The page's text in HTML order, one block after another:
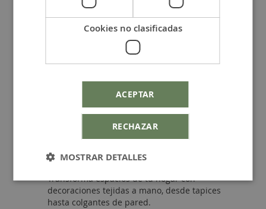
superior para creaciones únicas
Nuestros hilos macramé están cuidadosamente
seleccionados para ofrecerte la mejor calidad,
asegurando que cada proyecto sea duradero y
Pulseras de macramé:Crea diseños
personalizados con nuestra gama de
Diseña piezas únicas decollares y accesorios
bisutería.
Transforma espacios de tu hogar con
decoraciones tejidas a mano, desde tapices
hasta colgantes de pared.
Cookies no clasificadas
ACEPTAR
RECHAZAR
MOSTRAR DETALLES